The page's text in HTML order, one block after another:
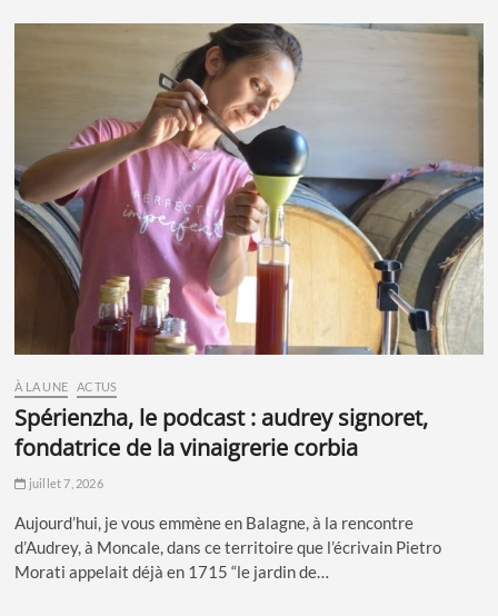
À LA UNE ACTUS
spérienzha, le podcast : audrey signoret,
fondatrice de la vinaigrerie corbia
juillet 7, 2026
Aujourd’hui, je vous emmène en Balagne, à la rencontre
d’Audrey, à Moncale, dans ce territoire que l’écrivain Pietro
Morati appelait déjà en 1715 “le jardin de…